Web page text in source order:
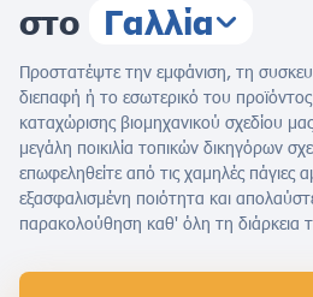
στο
Γαλλία
Προστατέψτε την εμφάνιση, τη
διεπαφή ή το εσωτερικό του
καταχώρισης βιομηχανικού σχεδίου
μεγάλη ποικιλία τοπικών δικηγόρων
επωφεληθείτε από τις χαμηλές πάγιες
εξασφαλισμένη ποιότητα και
παρακολούθηση καθ' όλη τη διάρκεια